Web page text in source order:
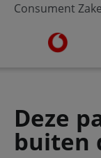
Consument
Ga naar
Deze
buiten